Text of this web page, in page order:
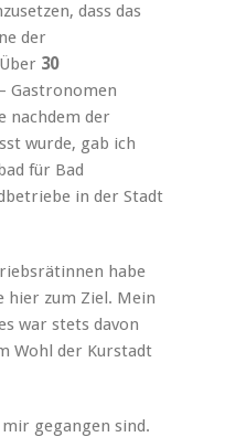
dass das
der
30
Gastronomen
nachdem der
wurde, gab ich
für Bad
in der Stadt
habe
hier zum Ziel. Mein
war stets davon
Wohl der Kurstadt
gegangen sind.